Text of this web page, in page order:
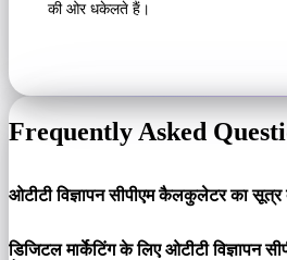
की ओर धकेलते हैं।
Frequently Asked
ओटीटी विज्ञापन सीपीएम कैलकुलेटर का सूत्र
डिजिटल मार्केटिंग के लिए ओटीटी विज्ञापन